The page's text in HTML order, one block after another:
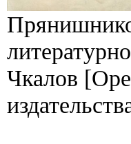
Чкалов